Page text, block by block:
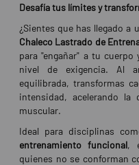
Desafía tus límites y
¿Sientes que has llegado a
Chaleco Lastrado de
para "engañar" a tu
nivel de exigencia. Al
equilibrada, transformas
intensidad, acelerando la
muscular.
Ideal para disciplinas
entrenamiento funcional,
quienes no se conforman